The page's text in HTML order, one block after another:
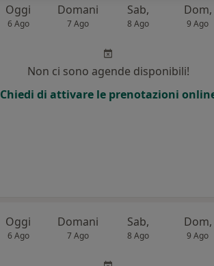
Oggi
6 Ago
Domani
7 Ago
Sab,
8 Ago
Dom,
9 Ago
Non ci sono agende disponibili!
Chiedi di attivare le prenotazioni
Oggi
6 Ago
Domani
7 Ago
Sab,
8 Ago
Dom,
9 Ago